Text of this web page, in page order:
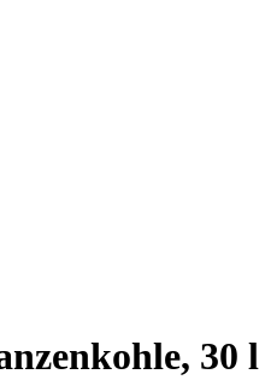
30 l